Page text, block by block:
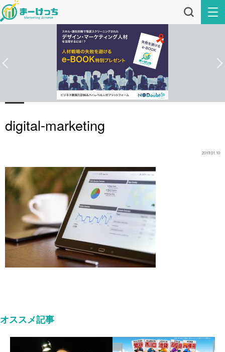
digital-marketing
2019.01.10
オススメ記事